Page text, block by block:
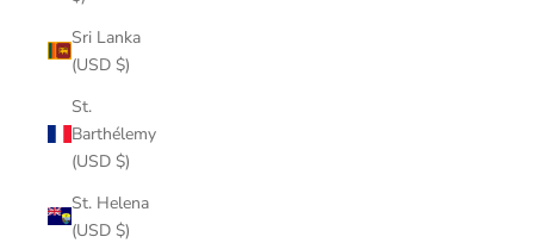
Sri Lanka
(USD $)
St.
Barthélemy
(USD $)
St. Helena
(USD $)